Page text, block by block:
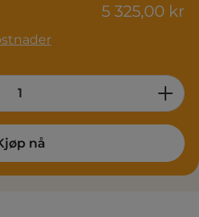
5 325,00 kr
Enter the desired
nå